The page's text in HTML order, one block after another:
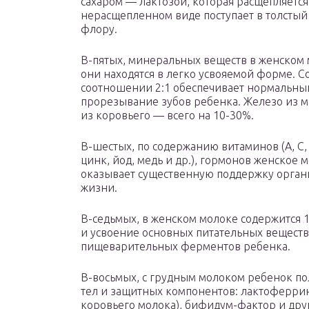
нерасщепленном виде поступает в
флору.
В-пятых, минеральных веществ в
они находятся в легко усвояемой форме.
соотношении 2:1 обеспечивает
прорезывание зубов ребенка. Железо из
из коровьего — всего на 10-30%.
В-шестых, по содержанию витаминов (А,
цинк, йод, медь и др.), гормонов женское
оказывает существенную поддержку
жизни.
В-седьмых, в женском молоке
и усвоение основных питательных
пищеварительных ферментов ребенка.
В-восьмых, с грудным молоком ребенок
тел и защитных компонентов:
коровьего молока), бифидум-фактор и